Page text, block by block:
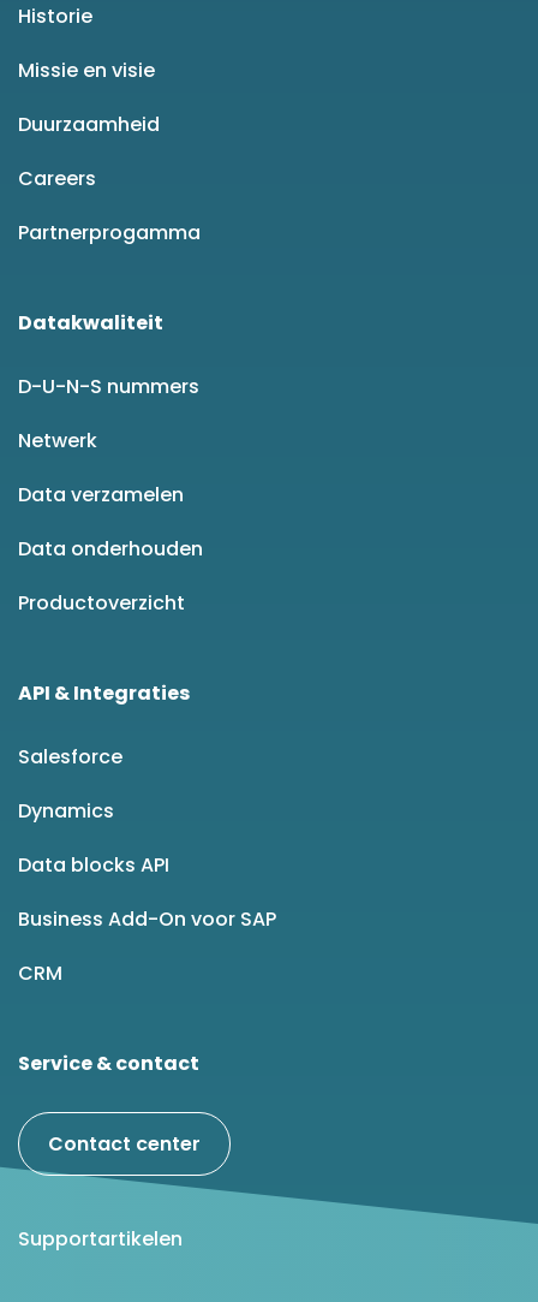
Historie
Missie en visie
Duurzaamheid
Careers
Partnerprogamma
Datakwaliteit
D-U-N-S nummers
Netwerk
Data verzamelen
Data onderhouden
Productoverzicht
API & Integraties
Salesforce
Dynamics
Data blocks API
Business Add-On voor SAP
CRM
Service & contact
Contact center
Supportartikelen